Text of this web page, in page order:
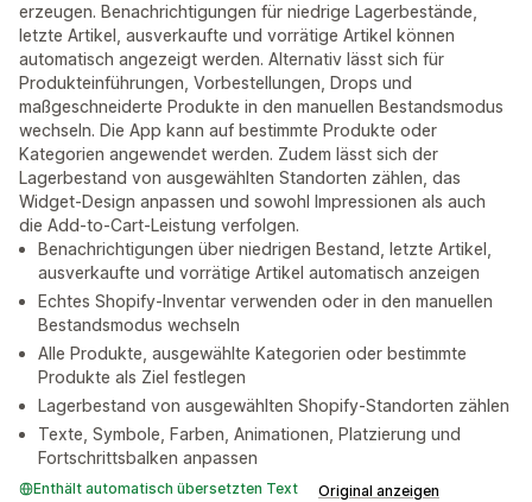
erzeugen. Benachrichtigungen für niedrige Lagerbestände,
letzte Artikel, ausverkaufte und vorrätige Artikel können
automatisch angezeigt werden. Alternativ lässt sich für
Produkteinführungen, Vorbestellungen, Drops und
maßgeschneiderte Produkte in den manuellen Bestandsmodus
wechseln. Die App kann auf bestimmte Produkte oder
Kategorien angewendet werden. Zudem lässt sich der
Lagerbestand von ausgewählten Standorten zählen, das
Widget-Design anpassen und sowohl Impressionen als auch
die Add-to-Cart-Leistung verfolgen.
Benachrichtigungen über niedrigen Bestand, letzte Artikel,
ausverkaufte und vorrätige Artikel automatisch anzeigen
Echtes Shopify-Inventar verwenden oder in den manuellen
Bestandsmodus wechseln
Alle Produkte, ausgewählte Kategorien oder bestimmte
Produkte als Ziel festlegen
Lagerbestand von ausgewählten Shopify-Standorten zählen
Texte, Symbole, Farben, Animationen, Platzierung und
Fortschrittsbalken anpassen
Enthält automatisch übersetzten Text Original anzeigen